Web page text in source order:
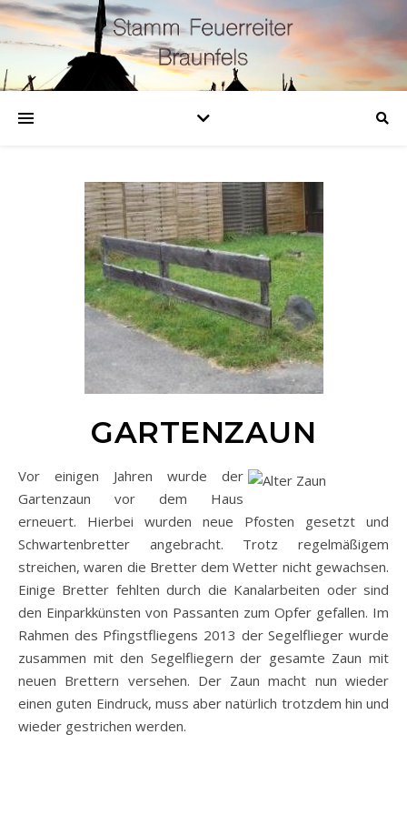
GARTENZAUN
Vor einigen Jahren wurde der
Gartenzaun vor dem Haus
erneuert. Hierbei wurden neue Pfosten gesetzt und
Schwartenbretter angebracht. Trotz regelmäßigem
streichen, waren die Bretter dem Wetter nicht gewachsen.
Einige Bretter fehlten durch die Kanalarbeiten oder sind
den Einparkkünsten von Passanten zum Opfer gefallen. Im
Rahmen des Pfingstfliegens 2013 der Segelflieger wurde
zusammen mit den Segelfliegern der gesamte Zaun mit
neuen Brettern versehen. Der Zaun macht nun wieder
einen guten Eindruck, muss aber natürlich trotzdem hin und
wieder gestrichen werden.